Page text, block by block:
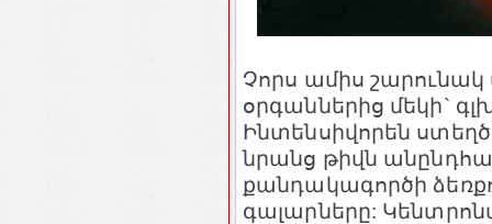
Չորս ամիս
օրգաններից մեկի`
Ինտենսիվորեն
նրանց թիվն
քանդակագործի
գալարները: